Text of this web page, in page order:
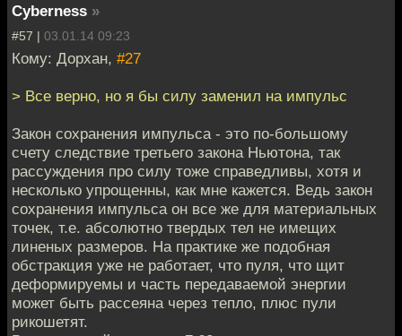
Cyberness »
#57 | 03.01.14 09:23
Кому: Дорхан, #27
> Все верно, но я бы силу заменил на импульс
Закон сохранения импульса - это по-большому
счету следствие третьего закона Ньютона, так
рассуждения про силу тоже справедливы, хотя и
несколько упрощенны, как мне кажется. Ведь закон
сохранения импульса он все же для материальных
точек, т.е. абсолютно твердых тел не имещих
линеных размеров. На практике же подобная
обстракция уже не работает, что пуля, что щит
деформируемы и часть передаваемой энергии
может быть рассеяна через тепло, плюс пули
рикошетят.